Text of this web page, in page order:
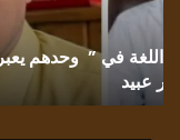
غانم
منذ 19 ساعة
تشمّع الليل/ بقلم